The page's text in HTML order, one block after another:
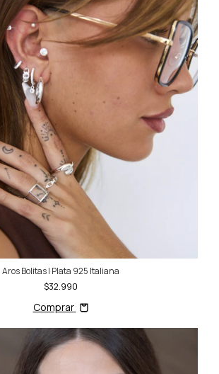
Aros Bolitas | Plata 925 Italiana
$32.990
Comprar